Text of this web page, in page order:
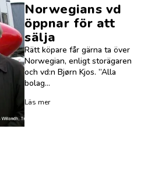
Norwegians vd
öppnar för att
sälja
Rätt köpare får gärna ta över
Norwegian, enligt storägaren
och vd:n Bjørn Kjos. ”Alla
bolag...
Läs mer